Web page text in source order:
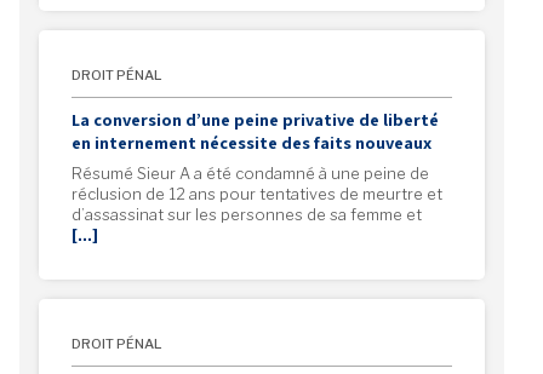
DROIT PÉNAL
La conversion d’une peine privative de liberté
en internement nécessite des faits nouveaux
Résumé Sieur A a été condamné à une peine de
réclusion de 12 ans pour tentatives de meurtre et
d’assassinat sur les personnes de sa femme et
[…]
DROIT PÉNAL